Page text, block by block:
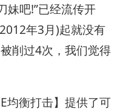
妹吧!”已经流传开
年3月)起就没有
削过4次，我们觉得
衡打击】提供了可